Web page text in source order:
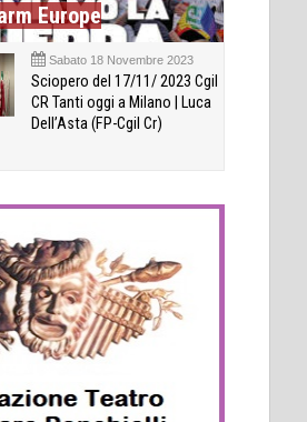
Europe
Sabato 18 Novembre 2023
Sciopero del 17/11/ 2023 Cgil
CR Tanti oggi a Milano | Luca
Dell’Asta (FP-Cgil Cr)